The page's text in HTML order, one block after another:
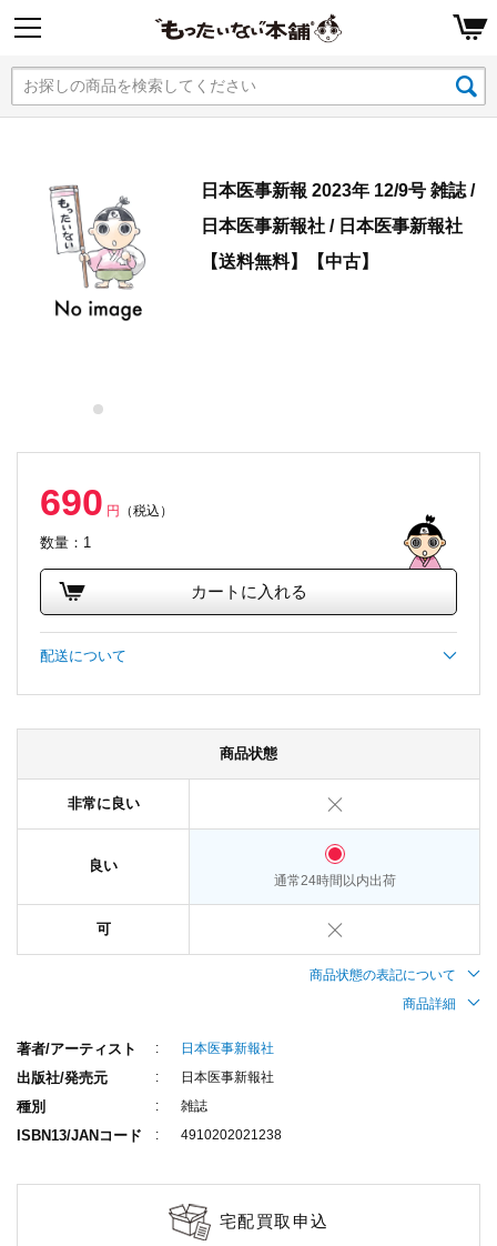
日本医事新報 2023年 12/9号 雑誌 /
日本医事新報社 / 日本医事新報社
【送料無料】【中古】
690 円 （税込）
数量：1
カートに入れる
配送について
商品状態
非常に良い
良い
通常24時間以内出荷
可
商品状態の表記について
商品詳細
著者/アーティスト 日本医事新報社
出版社/発売元 日本医事新報社
種別 雑誌
ISBN13/JANコード 4910202021238
宅配買取申込